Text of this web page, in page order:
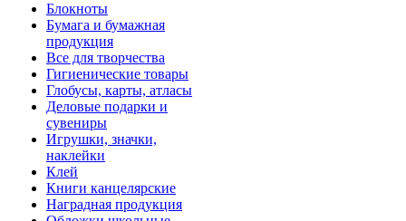
Блокноты
Бумага и бумажная
продукция
Все для творчества
Гигиенические товары
Глобусы, карты, атласы
Деловые подарки и
сувениры
Игрушки, значки,
наклейки
Клей
Книги канцелярские
Наградная продукция